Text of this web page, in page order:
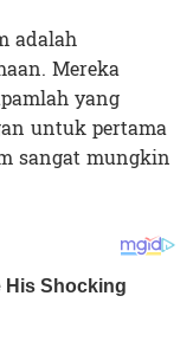
adalah
Mereka
yang
untuk pertama
sangat mungkin